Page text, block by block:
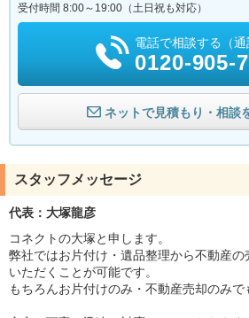
受付時間 8:00～19:00（土日祝も対応）
電話で相談する（通
0120-905-
ネットで見積もり・相談
スタッフメッセージ
代表：大塚龍彦
コネクトの大塚と申します。
弊社ではお片付け・遺品整理から不動産
いただくことが可能です。
もちろんお片付けのみ・不動産売却のみで